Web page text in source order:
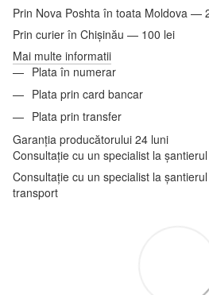
Prin Nova Poshta în toata Moldova —
Prin curier în Chișinău — 100 lei
Mai multe informatii
Plata în numerar
Plata prin card bancar
Plata prin transfer
Garanția producătorului 24 luni
Consultație cu un specialist la
Consultație cu un specialist la
transport